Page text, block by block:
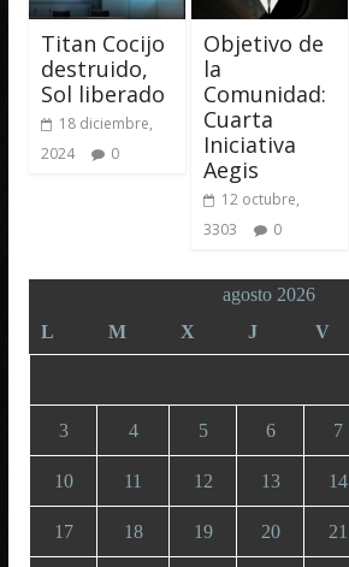
Titan Cocijo
destruido,
Sol liberado
18 diciembre,
2024
0
Objetivo de
la
Comunidad:
Cuarta
Iniciativa
Aegis
12 octubre,
3303
0
agosto 2026
L
M X J V
3 4 5 6 7
10 11 12 13 14
17 18 19 20 21